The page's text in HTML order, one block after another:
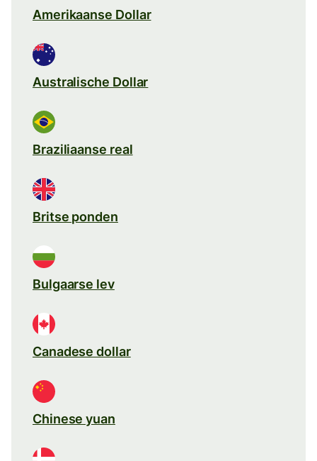
Amerikaanse Dollar
Australische Dollar
Braziliaanse real
Britse ponden
Bulgaarse lev
Canadese dollar
Chinese yuan